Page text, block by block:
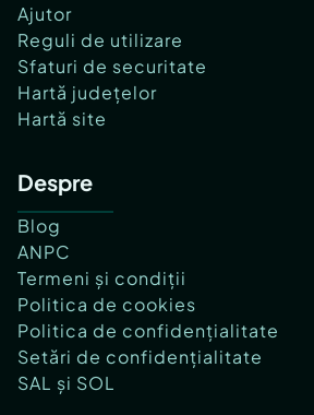
Ajutor
Reguli de utilizare
Sfaturi de securitate
Hartă județelor
Hartă site
Despre
Blog
ANPC
Termeni și condiții
Politica de cookies
Politica de confidențialitate
Setări de confidențialitate
SAL și SOL